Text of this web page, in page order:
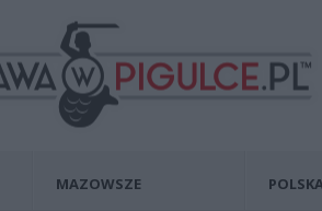
MAZOWSZE